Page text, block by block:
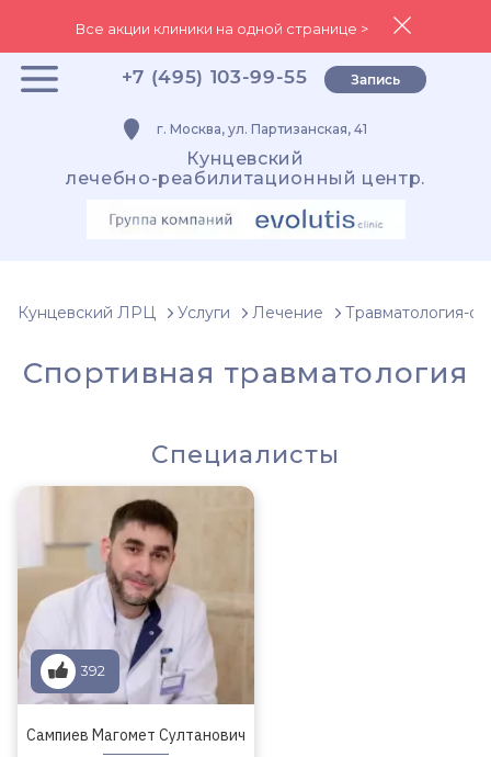
Все акции клиники на одной странице >
+7 (495) 103-99-55 Запись
г. Москва, ул. Партизанская, 41
Кунцевский
лечебно-реабилитационный центр.
Кунцевский ЛРЦ Услуги Лечение Травматология-
Спортивная травматология
Специалисты
392
Сампиев Магомет Султанович